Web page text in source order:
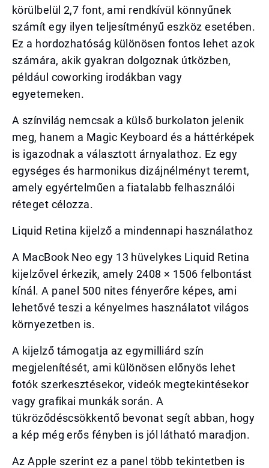
körülbelül 2,7 font, ami rendkívül könnyűnek
számít egy ilyen teljesítményű eszköz esetében.
Ez a hordozhatóság különösen fontos lehet azok
számára, akik gyakran dolgoznak útközben,
például coworking irodákban vagy
egyetemeken.
A színvilág nemcsak a külső burkolaton jelenik
meg, hanem a Magic Keyboard és a háttérképek
is igazodnak a választott árnyalathoz. Ez egy
egységes és harmonikus dizájnélményt teremt,
amely egyértelműen a fiatalabb felhasználói
réteget célozza.
Liquid Retina kijelző a mindennapi használathoz
A MacBook Neo egy 13 hüvelykes Liquid Retina
kijelzővel érkezik, amely 2408 × 1506 felbontást
kínál. A panel 500 nites fényerőre képes, ami
lehetővé teszi a kényelmes használatot világos
környezetben is.
A kijelző támogatja az egymilliárd szín
megjelenítését, ami különösen előnyös lehet
fotók szerkesztésekor, videók megtekintésekor
vagy grafikai munkák során. A
tükröződéscsökkentő bevonat segít abban, hogy
a kép még erős fényben is jól látható maradjon.
Az Apple szerint ez a panel több tekintetben is